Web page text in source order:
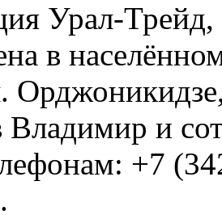
Урал-
в
и
+7